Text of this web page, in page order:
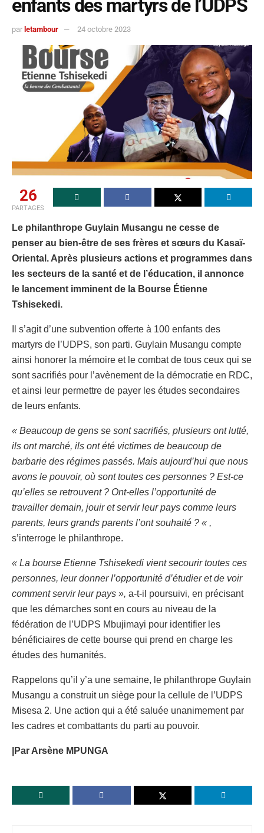
enfants des martyrs de l’UDPS
par letambour 24 octobre 2023
26
PARTAGES
Le philanthrope Guylain Musangu ne cesse de
penser au bien-être de ses frères et sœurs du Kasaï-
Oriental. Après plusieurs actions et programmes dans
les secteurs de la santé et de l’éducation, il annonce
le lancement imminent de la Bourse Étienne
Tshisekedi.
Il s’agit d’une subvention offerte à 100 enfants des
martyrs de l’UDPS, son parti. Guylain Musangu compte
ainsi honorer la mémoire et le combat de tous ceux qui se
sont sacrifiés pour l’avènement de la démocratie en RDC,
et ainsi leur permettre de payer les études secondaires
de leurs enfants.
« Beaucoup de gens se sont sacrifiés, plusieurs ont lutté,
ils ont marché, ils ont été victimes de beaucoup de
barbarie des régimes passés. Mais aujourd’hui que nous
avons le pouvoir, où sont toutes ces personnes ? Est-ce
qu’elles se retrouvent ? Ont-elles l’opportunité de
travailler demain, jouir et servir leur pays comme leurs
parents, leurs grands parents l’ont souhaité ? « ,
s’interroge le philanthrope.
« La bourse Etienne Tshisekedi vient secourir toutes ces
personnes, leur donner l’opportunité d’étudier et de voir
comment servir leur pays », a-t-il poursuivi, en précisant
que les démarches sont en cours au niveau de la
fédération de l’UDPS Mbujimayi pour identifier les
bénéficiaires de cette bourse qui prend en charge les
études des humanités.
Rappelons qu’il y’a une semaine, le philanthrope Guylain
Musangu a construit un siège pour la cellule de l’UDPS
Misesa 2. Une action qui a été saluée unanimement par
les cadres et combattants du parti au pouvoir.
|Par Arsène MPUNGA